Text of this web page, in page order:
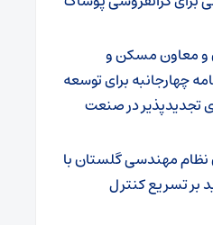
و معاون مسکن و
چهارجانبه برای توسعه
تجدیدپذیر در صنعت
مهندسی گلستان با
بر تسریع کنترل